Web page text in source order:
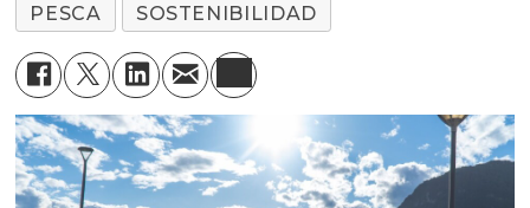
PESCA SOSTENIBILIDAD